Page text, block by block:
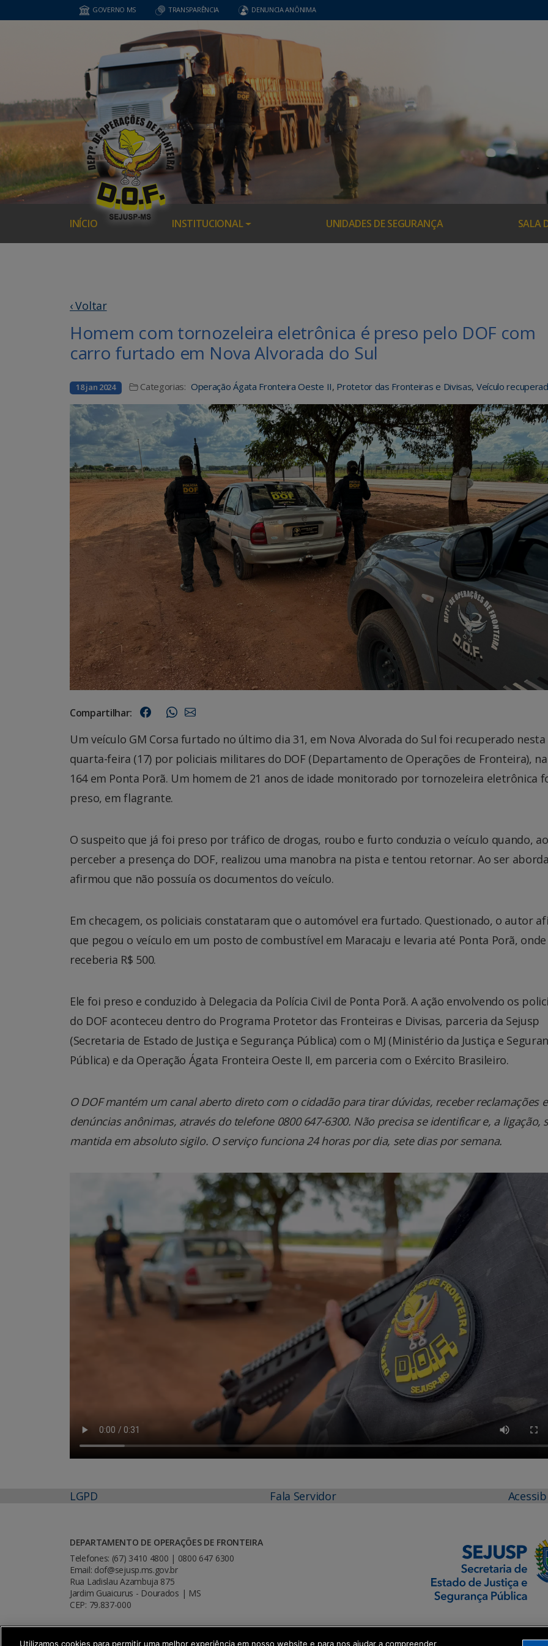
GOVERNO MS TRANSPARÊNCIA DENUNCIA ANÔNIMA
INÍCIO INSTITUCIONAL UNIDADES DE SEGURANÇA SALA
‹ Voltar
Homem com tornozeleira eletrônica é preso pelo DOF com
carro furtado em Nova Alvorada do Sul
18 jan 2024 Categorias: Operação Ágata Fronteira Oeste II, Protetor das Fronteiras e Divisas, Veículo
Compartilhar:
Um veículo GM Corsa furtado no último dia 31, em Nova Alvorada do Sul foi recuperado nesta
quarta-feira (17) por policiais militares do DOF (Departamento de Operações de Fronteira), na
164 em Ponta Porã. Um homem de 21 anos de idade monitorado por tornozeleira eletrônica
preso, em flagrante.
O suspeito que já foi preso por tráfico de drogas, roubo e furto conduzia o veículo quando, ao
perceber a presença do DOF, realizou uma manobra na pista e tentou retornar. Ao ser
afirmou que não possuía os documentos do veículo.
Em checagem, os policiais constataram que o automóvel era furtado. Questionado, o autor
que pegou o veículo em um posto de combustível em Maracaju e levaria até Ponta Porã, onde
receberia R$ 500.
Ele foi preso e conduzido à Delegacia da Polícia Civil de Ponta Porã. A ação envolvendo os
do DOF aconteceu dentro do Programa Protetor das Fronteiras e Divisas, parceria da Sejusp
(Secretaria de Estado de Justiça e Segurança Pública) com o MJ (Ministério da Justiça e
Pública) e da Operação Ágata Fronteira Oeste II, em parceria com o Exército Brasileiro.
O DOF mantém um canal aberto direto com o cidadão para tirar dúvidas, receber reclamações e
denúncias anônimas, através do telefone 0800 647-6300. Não precisa se identificar e, a ligação,
mantida em absoluto sigilo. O serviço funciona 24 horas por dia, sete dias por semana.
LGPD Fala Servidor
DEPARTAMENTO DE OPERAÇÕES DE FRONTEIRA
Telefones: (67) 3410 4800 | 0800 647 6300
Email: dof@sejusp.ms.gov.br
Rua Ladislau Azambuja 875
Jardim Guaicurus - Dourados | MS
CEP: 79.837-000
Utilizamos cookies para permitir uma melhor experiência em nosso website e para nos ajudar a compreender